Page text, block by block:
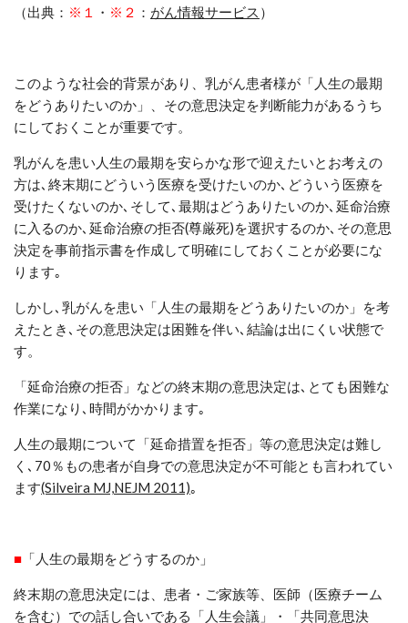
（出典： ※１ ・ ※２ ： がん情報サービス ）
このような社会的背景があり、乳がん患者様が「人生の最期
をどうありたいのか」、その意思決定を判断能力があるうち
にしておくことが重要です。
乳がんを患い人生の最期を安らかな形で迎えたいとお考えの
方は､終末期にどういう医療を受けたいのか､どういう医療を
受けたくないのか､そして､最期はどうありたいのか､延命治療
に入るのか､延命治療の拒否(尊厳死)を選択するのか､ その意思
決定を事前指示書を作成して明確にしておくことが必要にな
ります｡
しかし､ 乳がんを患い「人生の最期をどうありたいのか」を考
えたとき ､ その意思決定は困難を伴い､ 結論は出にくい状態で
す。
「延命治療の拒否」などの終末期の意思決定は､とても困難な
作業になり､時間がかかります｡
人生の最期について「延命措置を拒否」等の意思決定は難し
く､ 70 ％ もの患者が自身での意思決定が不可能とも言われてい
ます(Silveira MJ,NEJM 2011)｡
■ 「人生の最期をどうするのか」
終末期の意思決定には、患者・ご家族等、医師（医療チーム
を含む）での話し合いである「人生会議」・「共同意思決